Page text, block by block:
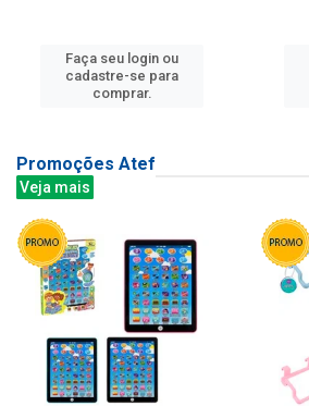
Faça seu login ou
cadastre-se para
comprar.
Promoções Atef
Veja mais